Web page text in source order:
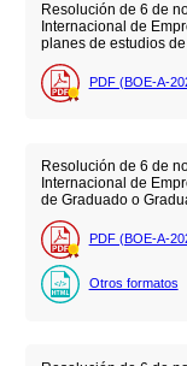
Resolución de 6 de
Internacional de
planes de estudios
PDF (BOE-A-
Resolución de 6 de
Internacional de
de Graduado o
PDF (BOE-A-
Otros formatos